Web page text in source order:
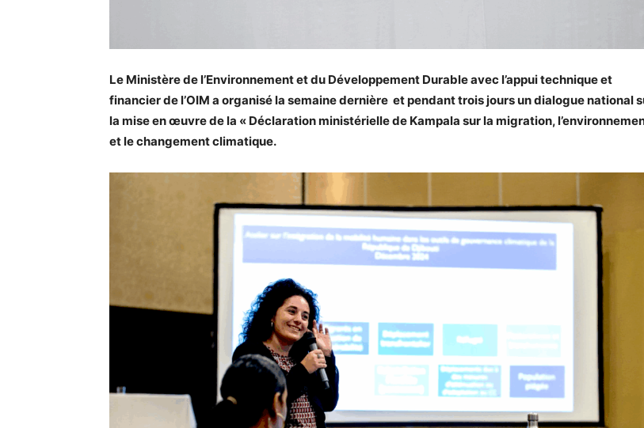
Le Ministère de l’Environnement et du Développement Durable avec l’appui technique et
financier de l’OIM a organisé la semaine dernière et pendant trois jours un dialogue national
la mise en œuvre de la « Déclaration ministérielle de Kampala sur la migration,
et le changement climatique.